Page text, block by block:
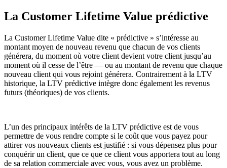
La Customer Lifetime Value prédictive
La Customer Lifetime Value dite « prédictive » s’intéresse au
montant moyen de nouveau revenu que chacun de vos clients
générera, du moment où votre client devient votre client jusqu’au
moment où il cesse de l’être — ou au montant de revenu que chaque
nouveau client qui vous rejoint générera. Contrairement à la LTV
historique, la LTV prédictive intègre donc également les revenus
futurs (théoriques) de vos clients.
L’un des principaux intérêts de la LTV prédictive est de vous
permettre de vous rendre compte si le coût que vous payez pour
attirer vos nouveaux clients est justifié : si vous dépensez plus pour
conquérir un client, que ce que ce client vous apportera tout au long
de sa relation commerciale avec vous, vous avez un problème.